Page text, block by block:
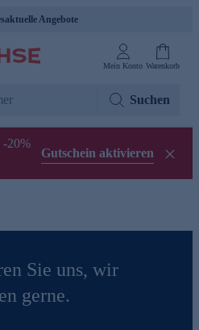
Angebote
Mein Konto Warenkorb
Suchen
-20%
Gutschein aktivieren
Sie uns, wir
gerne.